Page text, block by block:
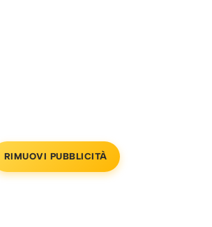
RIMUOVI PUBBLICITÀ